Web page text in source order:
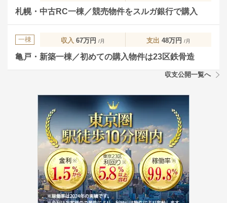
札幌・中古RC一棟／競売物件をスルガ銀行で購入
一棟 収入 67万円 /月 支出 48万円 /月
亀戸・新築一棟／初めての購入物件は23区鉄骨造
収支公開一覧へ